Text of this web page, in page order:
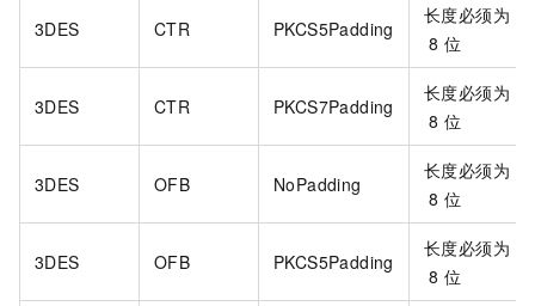
3DES CTR PKCS5Padding
长度必须为
8 位
3DES CTR PKCS7Padding
长度必须为
8 位
3DES OFB NoPadding
长度必须为
8 位
3DES OFB PKCS5Padding
长度必须为
8 位